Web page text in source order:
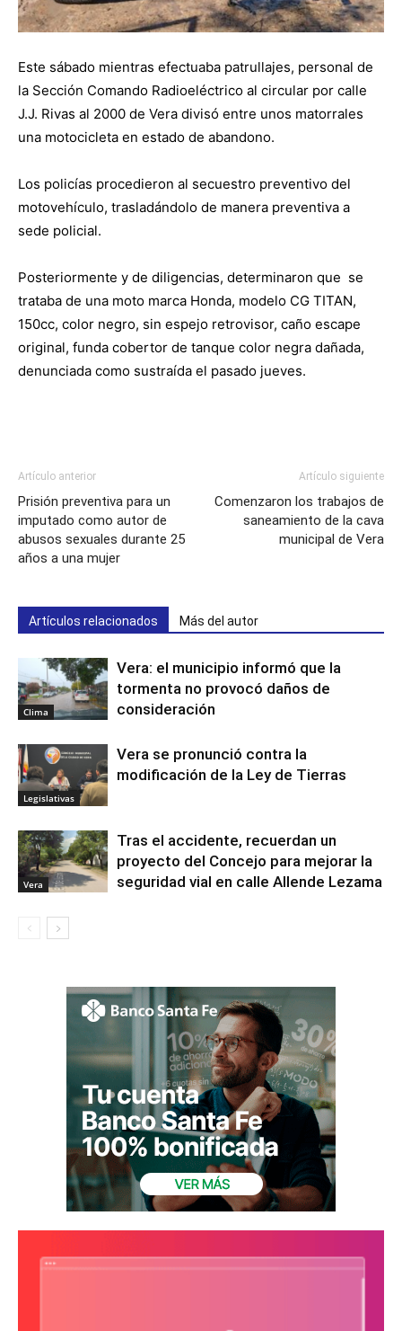
Este sábado mientras efectuaba patrullajes, personal de
la Sección Comando Radioeléctrico al circular por calle
J.J. Rivas al 2000 de Vera divisó entre unos matorrales
una motocicleta en estado de abandono.
Los policías procedieron al secuestro preventivo del
motovehículo, trasladándolo de manera preventiva a
sede policial.
Posteriormente y de diligencias, determinaron que se
trataba de una moto marca Honda, modelo CG TITAN,
150cc, color negro, sin espejo retrovisor, caño escape
original, funda cobertor de tanque color negra dañada,
denunciada como sustraída el pasado jueves.
Artículo anterior
Prisión preventiva para un
imputado como autor de
abusos sexuales durante 25
años a una mujer
Artículo siguiente
Comenzaron los trabajos de
saneamiento de la cava
municipal de Vera
Artículos relacionados Más del autor
Clima
Vera: el municipio informó que la
tormenta no provocó daños de
consideración
Legislativas
Vera se pronunció contra la
modificación de la Ley de Tierras
Vera
Tras el accidente, recuerdan un
proyecto del Concejo para mejorar la
seguridad vial en calle Allende Lezama